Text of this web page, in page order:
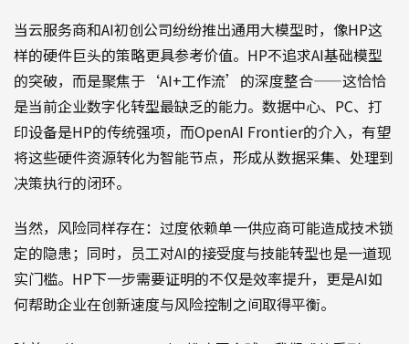
当云服务商和AI初创公司纷纷推出通用大模型时，像HP这
样的硬件巨头的策略更具参考价值。HP不追求AI基础模型
的突破，而是聚焦于‘AI+工作流’的深度整合——这恰恰
是当前企业数字化转型最缺乏的能力。数据中心、PC、打
印设备是HP的传统强项，而OpenAI Frontier的介入，有望
将这些硬件资源转化为智能节点，形成从数据采集、处理到
决策执行的闭环。
当然，风险同样存在：过度依赖单一供应商可能造成技术锁
定的隐患；同时，员工对AI的接受度与技能转型也是一道现
实门槛。HP下一步需要证明的不仅是效率提升，更是AI如
何帮助企业在创新速度与风险控制之间取得平衡。